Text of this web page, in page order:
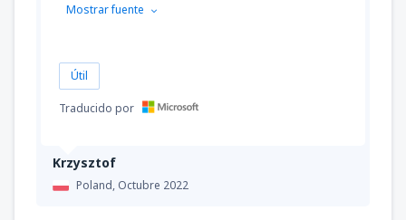
Krzysztof
Poland, Octubre 2022
Mostrar fuente
Útil
Traducido por